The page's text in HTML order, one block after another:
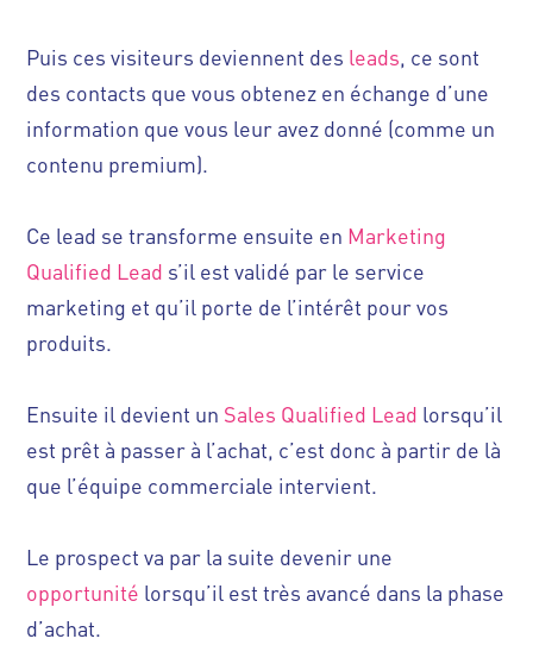
Puis ces visiteurs deviennent des leads, ce sont
des contacts que vous obtenez en échange d’une
information que vous leur avez donné (comme un
contenu premium).
Ce lead se transforme ensuite en Marketing
Qualified Lead s’il est validé par le service
marketing et qu’il porte de l’intérêt pour vos
produits.
Ensuite il devient un Sales Qualified Lead lorsqu’il
est prêt à passer à l’achat, c’est donc à partir de là
que l’équipe commerciale intervient.
Le prospect va par la suite devenir une
opportunité lorsqu’il est très avancé dans la phase
d’achat.